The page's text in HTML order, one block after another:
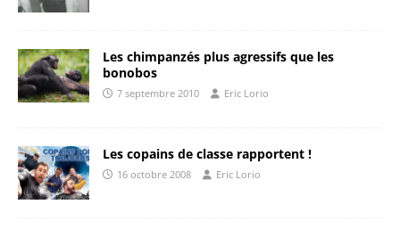
Les chimpanzés plus agressifs que les
bonobos
7 septembre 2010 Eric Lorio
Les copains de classe rapportent !
16 octobre 2008 Eric Lorio